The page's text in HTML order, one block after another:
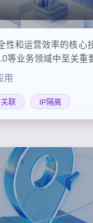
性和运营效率的核心
等业务领域中至关重
关联风险。
用
关联 IP隔离